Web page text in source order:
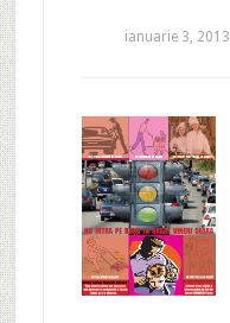
ianuarie 3, 2013